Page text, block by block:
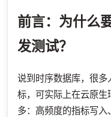
前言：为什么
发测试？
说到时序数据库，很
标，可实际上在云原生
多：高频度的指标写